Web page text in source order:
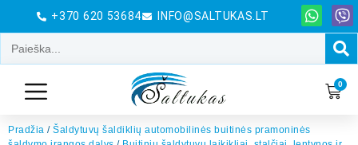
+370 620 53684 INFO@SALTUKAS.LT
0
Pradžia / Šaldytuvų šaldiklių automobilinės buitinės pramoninės